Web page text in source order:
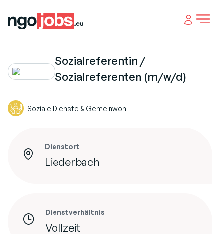
Open
Sozialreferentin /
Sozialreferenten (m/w/d)
Soziale Dienste & Gemeinwohl
Dienstort
Liederbach
Dienstverhältnis
Vollzeit